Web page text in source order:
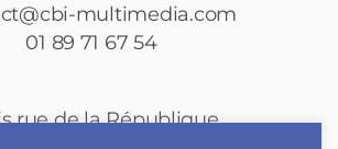
multimedia.com
01 89 71 67 54
rue de la République,